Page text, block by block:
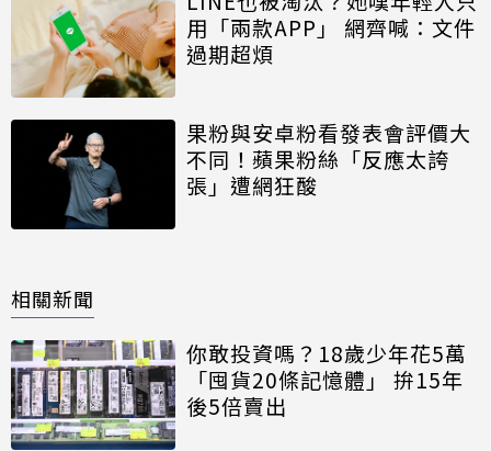
用「兩款APP」 網齊喊：文件
過期超煩
果粉與安卓粉看發表會評價大
不同！蘋果粉絲「反應太誇
張」遭網狂酸
相關新聞
你敢投資嗎？18歲少年花5萬
「囤貨20條記憶體」 拚15年
後5倍賣出